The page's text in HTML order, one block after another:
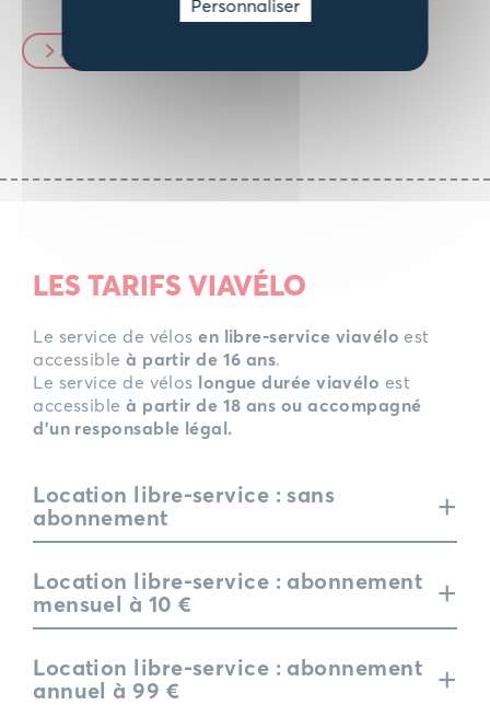
Personnaliser
Accéder à la location longue durée
LES TARIFS VIAVÉLO
Le service de vélosen libre-service viavélo est
accessibleà partir de 16 ans.
Le service de vélos longue durée viavélo est
accessible à partir de 18 ans ou accompagné
d’un responsable légal.
Location libre-service : sans
abonnement
+
Location libre-service : abonnement
mensuel à 10 €
+
Location libre-service : abonnement
annuel à 99 €
+